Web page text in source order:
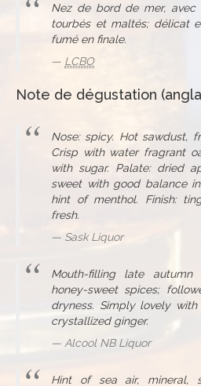
Nez de bord de mer, avec
tourbés et maltés; délicat
fumé en finale.
LCBO
Note de dégustation
Nose: spicy. Hot sawdust,
Crisp with water fragrant
with sugar. Palate: dried
sweet with good balance
hint of menthol. Finish:
fresh.
Sask Liquor
Mouth-filling late
honey-sweet spices;
dryness. Simply lovely
crystallized ginger.
Alcool NB Liquor
Hint of sea air, mineral,